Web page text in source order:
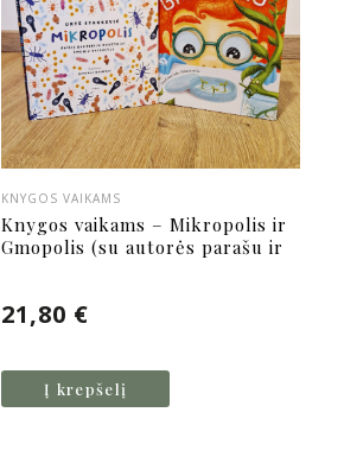
KNYGOS VAIKAMS
Knygos vaikams – Mikropolis ir
Gmopolis (su autorės parašu ir
21,80 €
Į krepšelį